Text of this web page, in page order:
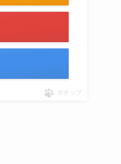
ポチップ